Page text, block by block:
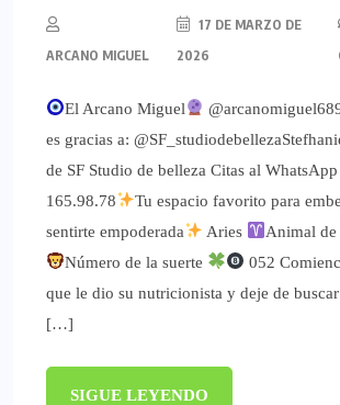
ARCANO MIGUEL
17 DE MARZO DE
2026
El Arcano Miguel
es gracias a:
de SF Studio de belleza Citas al
165.98.78
Tu espacio favorito para
sentirte empoderada
Aries
Animal de
Número de la suerte
052
que le dio su nutricionista y deje de buscar
[…]
SIGUE LEYENDO